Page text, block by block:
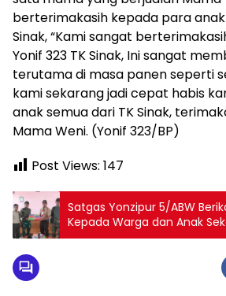
berterimakasih kepada para
Sinak, “Kami sangat
Yonif 323 TK Sinak, Ini sangat
terutama di masa panen seperti
kami sekarang jadi cepat habis
anak semua dari TK Sinak,
Mama Weni. (Yonif 323/BP)
Post Views: 147
Satgas Yonzipur 5/ABW
Kepada Warga dan Anak
Perbatasan